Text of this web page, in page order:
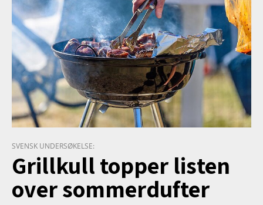
SVENSK UNDERSØKELSE:
Grillkull topper listen
over sommerdufter